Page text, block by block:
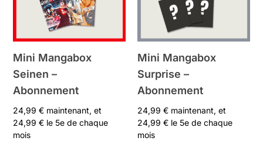
Mini Mangabox
Seinen –
Abonnement
24,99€ maintenant, et
24,99€ le 5e de chaque
mois
Mini Mangabox
Surprise –
Abonnement
24,99 € maintenant, et
24,99 € le 5e de chaque
mois